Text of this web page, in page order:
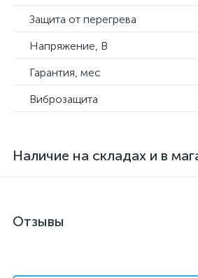
Защита от перегрева
Напряжение, В
Гарантия, мес
Виброзащита
Наличие на складах и в
Отзывы